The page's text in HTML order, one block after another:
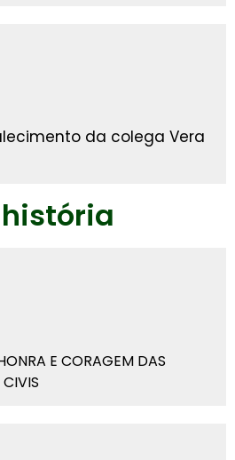
da colega Vera
E CORAGEM DAS
CIVIS